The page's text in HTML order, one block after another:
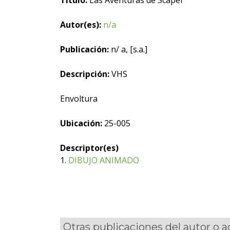
Autor(es): n/a
Publicación: n/ a, [s.a.]
Descripción:VHS
Envoltura
Ubicación: 25-005
Descriptor(es)
1. DIBUJO ANIMADO
Otras publicaciones del autor o